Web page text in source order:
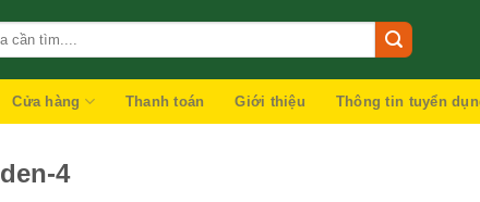
Cửa hàng Thanh toán Giới thiệu Thông tin tuyển
4